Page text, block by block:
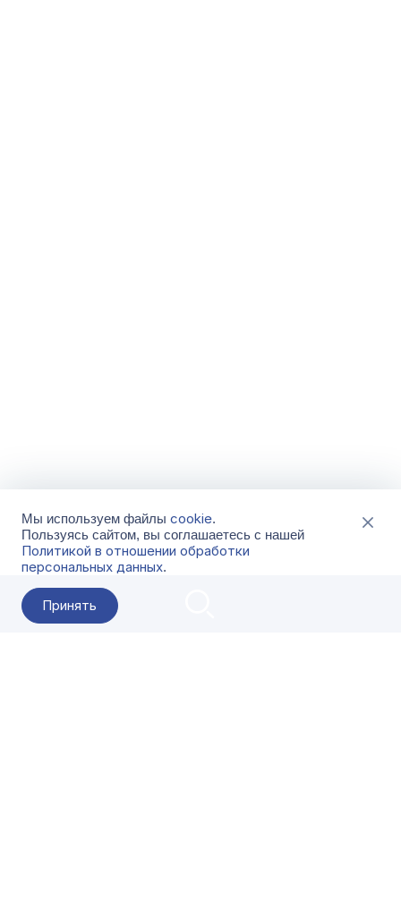
Мы используем файлы cookie.
Пользуясь сайтом, вы соглашаетесь с нашей
Политикой в отношении обработки
персональных данных.
Принять